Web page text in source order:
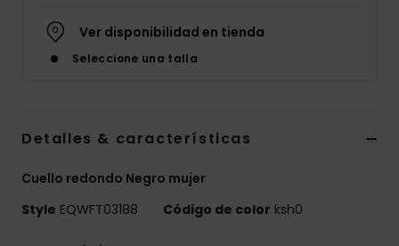
Ver disponibilidad en tienda
Seleccione una talla
Detalles & características
Cuello redondo Negro mujer
Style EQWFT03188 Código de color ksh0